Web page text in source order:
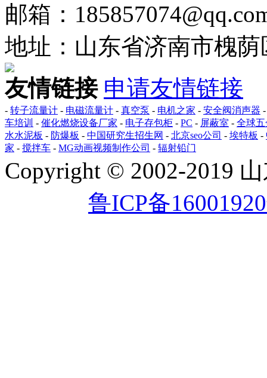
邮箱：
地址：山东省济南市槐荫
友情链接 申请友情链接
- 转子流量计 - 电磁流量计 - 真空泵 - 电机之家 - 安全阀消声器
车培训 - 催化燃烧设备厂家 - 电子存包柜 - PC - 屏蔽室 - 全球
水水泥板 - 防爆板 - 中国研究生招生网 - 北京seo公司 - 埃特板 -
家 - 搅拌车 - MG动画视频制作公司 - 辐射铅门
Copyright © 2002-2019
鲁ICP备